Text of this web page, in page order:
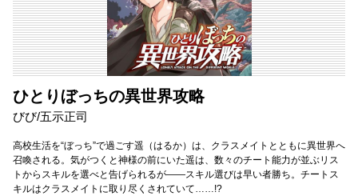
ひとりぼっちの異世界攻略
びび/五示正司
高校生活を“ぼっち”で過ごす遥（はるか）は、クラスメイトとともに異世界へ
召喚される。気がつくと神様の前にいた遥は、数々のチート能力が並ぶリス
トからスキルを選べと告げられるが――スキル選びは早い者勝ち。チートス
キルはクラスメイトに取り尽くされていて……!?